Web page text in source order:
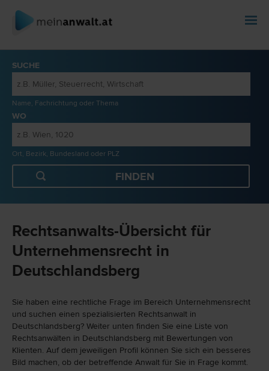
SUCHE
Name, Fachrichtung oder Thema
WO
Ort, Bezirk, Bundesland oder PLZ
Rechtsanwalts-Übersicht für
Unternehmensrecht in
Deutschlandsberg
Sie haben eine rechtliche Frage im Bereich Unternehmensrecht
und suchen einen spezialisierten Rechtsanwalt in
Deutschlandsberg? Weiter unten finden Sie eine Liste von
Rechtsanwälten in Deutschlandsberg mit Bewertungen von
Klienten. Auf dem jeweiligen Profil können Sie sich ein besseres
Bild machen, ob der betreffende Anwalt für Sie in Frage kommt.